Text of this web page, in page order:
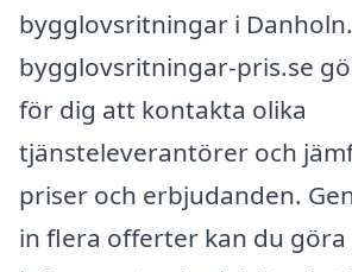
bygglovsritningar i
bygglovsritningar-pris.se
för dig att kontakta olika
tjänsteleverantörer och
priser och erbjudanden.
in flera offerter kan du